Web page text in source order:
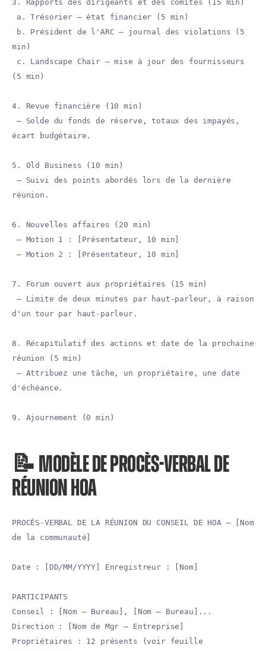
3. Rapports des dirigeants et des comités (15 min)
a. Trésorier — état financier (5 min)
b. Président de l'ARC — journal des violations (5
min)
c. Landscape Chair — mise à jour des fournisseurs
(5 min)
4. Revue financière (10 min)
— Solde du fonds de réserve, totaux des impayés,
écart budgétaire.
5. Old Business (10 min)
— Suivi des points abordés lors de la dernière
réunion.
6. Nouvelles affaires (20 min)
— Motion 1 : [Présentateur, 10 min]
— Motion 2 : [Présentateur, 10 min]
7. Forum ouvert aux propriétaires (15 min)
— Limite de deux minutes par haut-parleur, à raison
d'un tour par haut-parleur.
8. Récapitulatif des actions et date de la prochaine
réunion (5 min)
— Attribuez une tâche, un propriétaire, une date
d'échéance.
9. Ajournement (0 min)
📝 MODÈLE DE PROCÈS-VERBAL DE
RÉUNION HOA
PROCÈS-VERBAL DE LA RÉUNION DU CONSEIL DE HOA — [Nom
de la communauté]
Date : [DD/MM/YYYY] Enregistreur : [Nom]
PARTICIPANTS
Conseil : [Nom — Bureau], [Nom — Bureau]...
Direction : [Nom de Mgr — Entreprise]
Propriétaires : 12 présents (voir feuille